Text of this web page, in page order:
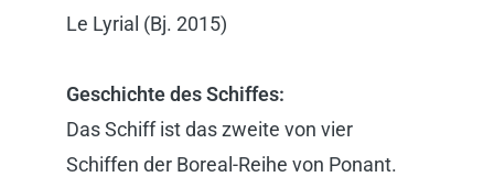
Le Lyrial (Bj. 2015)
Geschichte des Schiffes:
Das Schiff ist das zweite von vier
Schiffen der Boreal-Reihe von Ponant.